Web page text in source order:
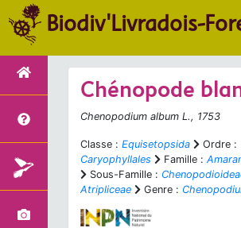
Biodiv'Livradois-
Chénopode
Chenopodium album L., 1753
Classe : Equisetopsida
Ordre :
Caryophyllales
Famille :
Sous-Famille :
Atripliceae
Genre :